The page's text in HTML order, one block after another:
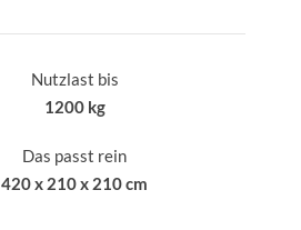
Nutzlast bis
1200 kg
Das passt rein
420 x 210 x 210 cm